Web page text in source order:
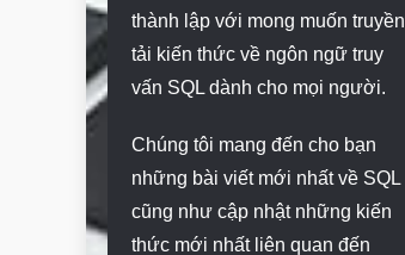
thành lập với mong muốn truyền
tải kiến thức về ngôn ngữ truy
vấn SQL dành cho mọi người.
Chúng tôi mang đến cho bạn
những bài viết mới nhất về SQL
cũng như cập nhật những kiến
thức mới nhất liên quan đến